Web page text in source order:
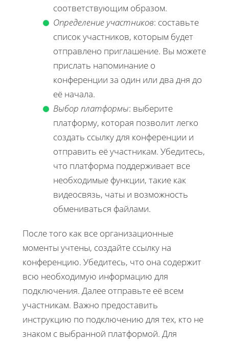
соответствующим образом.
Определение участников: составьте
список участников, которым будет
отправлено приглашение. Вы можете
прислать напоминание о
конференции за один или два дня до
её начала.
Выбор платформы: выберите
платформу, которая позволит легко
создать ссылку для конференции и
отправить её участникам. Убедитесь,
что платформа поддерживает все
необходимые функции, такие как
видеосвязь, чаты и возможность
обмениваться файлами.
После того как все организационные
моменты учтены, создайте ссылку на
конференцию. Убедитесь, что она содержит
всю необходимую информацию для
подключения. Далее отправьте её всем
участникам. Важно предоставить
инструкцию по подключению для тех, кто не
знаком с выбранной платформой. Для